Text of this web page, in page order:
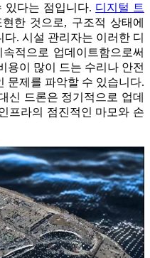
있다는 점입니다. 디지털 트
한 것으로, 구조적 상태에
. 시설 관리자는 이러한 디
적으로 업데이트함으로써
용이 많이 드는 수리나 안전
문제를 파악할 수 있습니다.
신 드론은 정기적으로 업데
프라의 점진적인 마모와 손